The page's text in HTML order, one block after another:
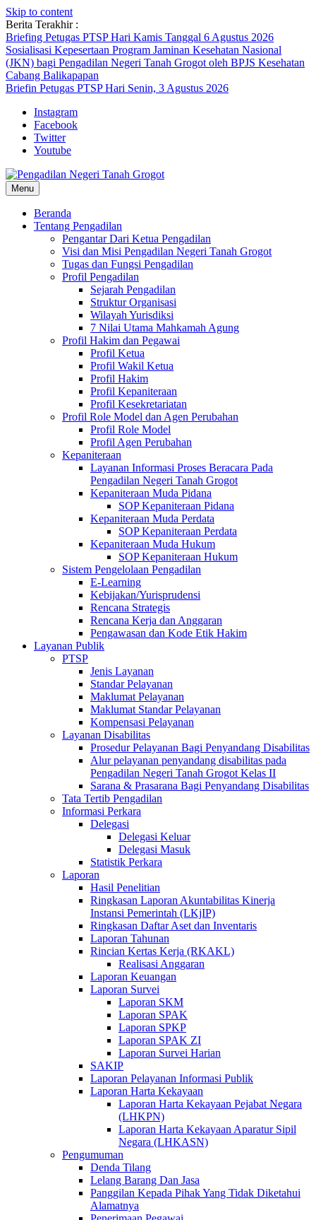
Skip to content
Berita Terakhir :
Briefing Petugas PTSP Hari Kamis Tanggal 6 Agustus 2026
Sosialisasi Kepesertaan Program Jaminan Kesehatan Nasional
(JKN) bagi Pengadilan Negeri Tanah Grogot oleh BPJS Kesehatan
Cabang Balikapapan
Briefin Petugas PTSP Hari Senin, 3 Agustus 2026
Instagram
Facebook
Twitter
Youtube
Menu
Beranda
Tentang Pengadilan
Pengantar Dari Ketua Pengadilan
Visi dan Misi Pengadilan Negeri Tanah Grogot
Tugas dan Fungsi Pengadilan
Profil Pengadilan
Sejarah Pengadilan
Struktur Organisasi
Wilayah Yurisdiksi
7 Nilai Utama Mahkamah Agung
Profil Hakim dan Pegawai
Profil Ketua
Profil Wakil Ketua
Profil Hakim
Profil Kepaniteraan
Profil Kesekretariatan
Profil Role Model dan Agen Perubahan
Profil Role Model
Profil Agen Perubahan
Kepaniteraan
Layanan Informasi Proses Beracara Pada
Pengadilan Negeri Tanah Grogot
Kepaniteraan Muda Pidana
SOP Kepaniteraan Pidana
Kepaniteraan Muda Perdata
SOP Kepaniteraan Perdata
Kepaniteraan Muda Hukum
SOP Kepaniteraan Hukum
Sistem Pengelolaan Pengadilan
E-Learning
Kebijakan/Yurisprudensi
Rencana Strategis
Rencana Kerja dan Anggaran
Pengawasan dan Kode Etik Hakim
Layanan Publik
PTSP
Jenis Layanan
Standar Pelayanan
Maklumat Pelayanan
Maklumat Standar Pelayanan
Kompensasi Pelayanan
Layanan Disabilitas
Prosedur Pelayanan Bagi Penyandang Disabilitas
Alur pelayanan penyandang disabilitas pada
Pengadilan Negeri Tanah Grogot Kelas II
Sarana & Prasarana Bagi Penyandang Disabilitas
Tata Tertib Pengadilan
Informasi Perkara
Delegasi
Delegasi Keluar
Delegasi Masuk
Statistik Perkara
Laporan
Hasil Penelitian
Ringkasan Laporan Akuntabilitas Kinerja
Instansi Pemerintah (LKjIP)
Ringkasan Daftar Aset dan Inventaris
Laporan Tahunan
Rincian Kertas Kerja (RKAKL)
Realisasi Anggaran
Laporan Keuangan
Laporan Survei
Laporan SKM
Laporan SPAK
Laporan SPKP
Laporan SPAK ZI
Laporan Survei Harian
SAKIP
Laporan Pelayanan Informasi Publik
Laporan Harta Kekayaan
Laporan Harta Kekayaan Pejabat Negara
(LHKPN)
Laporan Harta Kekayaan Aparatur Sipil
Negara (LHKASN)
Pengumuman
Denda Tilang
Lelang Barang Dan Jasa
Panggilan Kepada Pihak Yang Tidak Diketahui
Alamatnya